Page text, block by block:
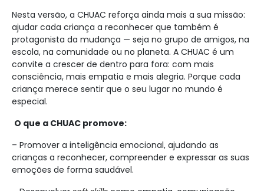
Nesta versão, a CHUAC reforça ainda mais a sua missão:
ajudar cada criança a reconhecer que também é
protagonista da mudança — seja no grupo de amigos, na
escola, na comunidade ou no planeta. A CHUAC é um
convite a crescer de dentro para fora: com mais
consciência, mais empatia e mais alegria. Porque cada
criança merece sentir que o seu lugar no mundo é
especial.
O que a CHUAC promove:
– Promover a inteligência emocional, ajudando as
crianças a reconhecer, compreender e expressar as suas
emoções de forma saudável.